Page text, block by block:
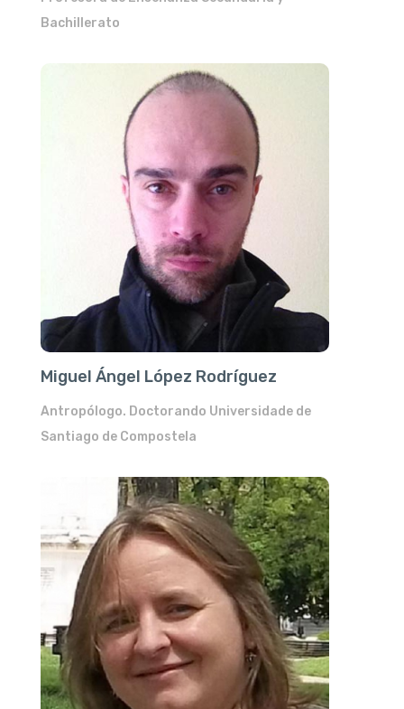
Bachillerato
Miguel Ángel López Rodríguez
Antropólogo. Doctorando Universidade de
Santiago de Compostela